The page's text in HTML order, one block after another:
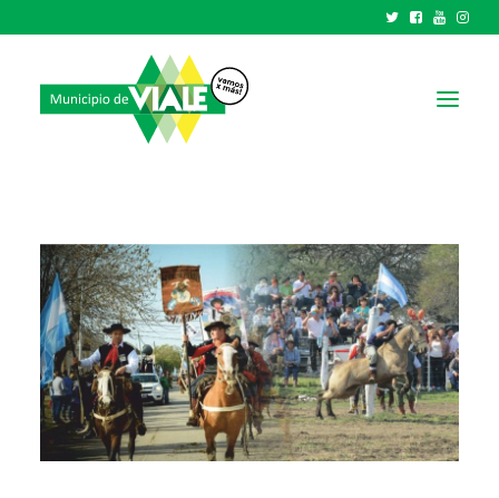
GOBIERNO
HCD
TRÁMITES Y SERVICIOS
CIUDAD
PARQUE INDUSTRIAL
RECAUDACIONES